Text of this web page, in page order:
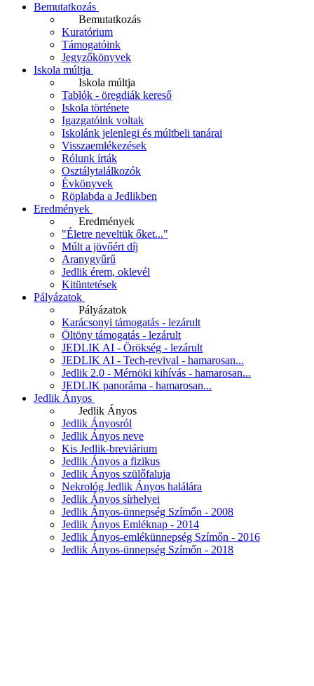
Bemutatkozás
Bemutatkozás
Kuratórium
Támogatóink
Jegyzőkönyvek
Iskola múltja
Iskola múltja
Tablók - öregdiák kereső
Iskola története
Igazgatóink voltak
Iskolánk jelenlegi és múltbeli tanárai
Visszaemlékezések
Rólunk írták
Osztálytalálkozók
Évkönyvek
Röplabda a Jedlikben
Eredmények
Eredmények
"Életre neveltük őket..."
Múlt a jövőért díj
Aranygyűrű
Jedlik érem, oklevél
Kitüntetések
Pályázatok
Pályázatok
Karácsonyi támogatás - lezárult
Öltöny támogatás - lezárult
JEDLIK AI - Örökség - lezárult
JEDLIK AI - Tech-revival - hamarosan...
Jedlik 2.0 - Mérnöki kihívás - hamarosan...
JEDLIK panoráma - hamarosan...
Jedlik Ányos
Jedlik Ányos
Jedlik Ányosról
Jedlik Ányos neve
Kis Jedlik-breviárium
Jedlik Ányos a fizikus
Jedlik Ányos szülőfaluja
Nekrológ Jedlik Ányos halálára
Jedlik Ányos sírhelyei
Jedlik Ányos-ünnepség Szímőn - 2008
Jedlik Ányos Emléknap - 2014
Jedlik Ányos-emlékünnepség Szímőn - 2016
Jedlik Ányos-ünnepség Szímőn - 2018